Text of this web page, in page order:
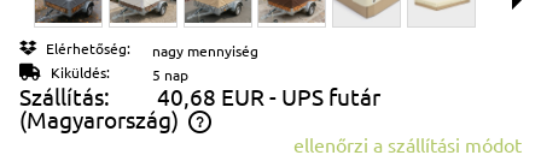
Elérhetőség:
nagy mennyiség
Kiküldés:
5 nap
Szállítás: 40,68 EUR - UPS futár
(Magyarország)
Az ár nem tartalmazza az esetleges fizetési költségeket
ellenőrzi a szállítási módot